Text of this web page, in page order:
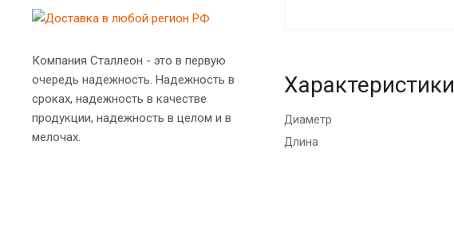
Характеристики
Диаметр
Длина
Компания Сталлеон - это в первую
очередь надежность. Надежность в
сроках, надежность в качестве
продукции, надежность в целом и в
мелочах.